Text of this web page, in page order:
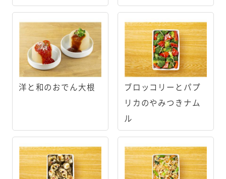
洋と和のおでん大根
ブロッコリーとパプ
リカのやみつきナム
ル